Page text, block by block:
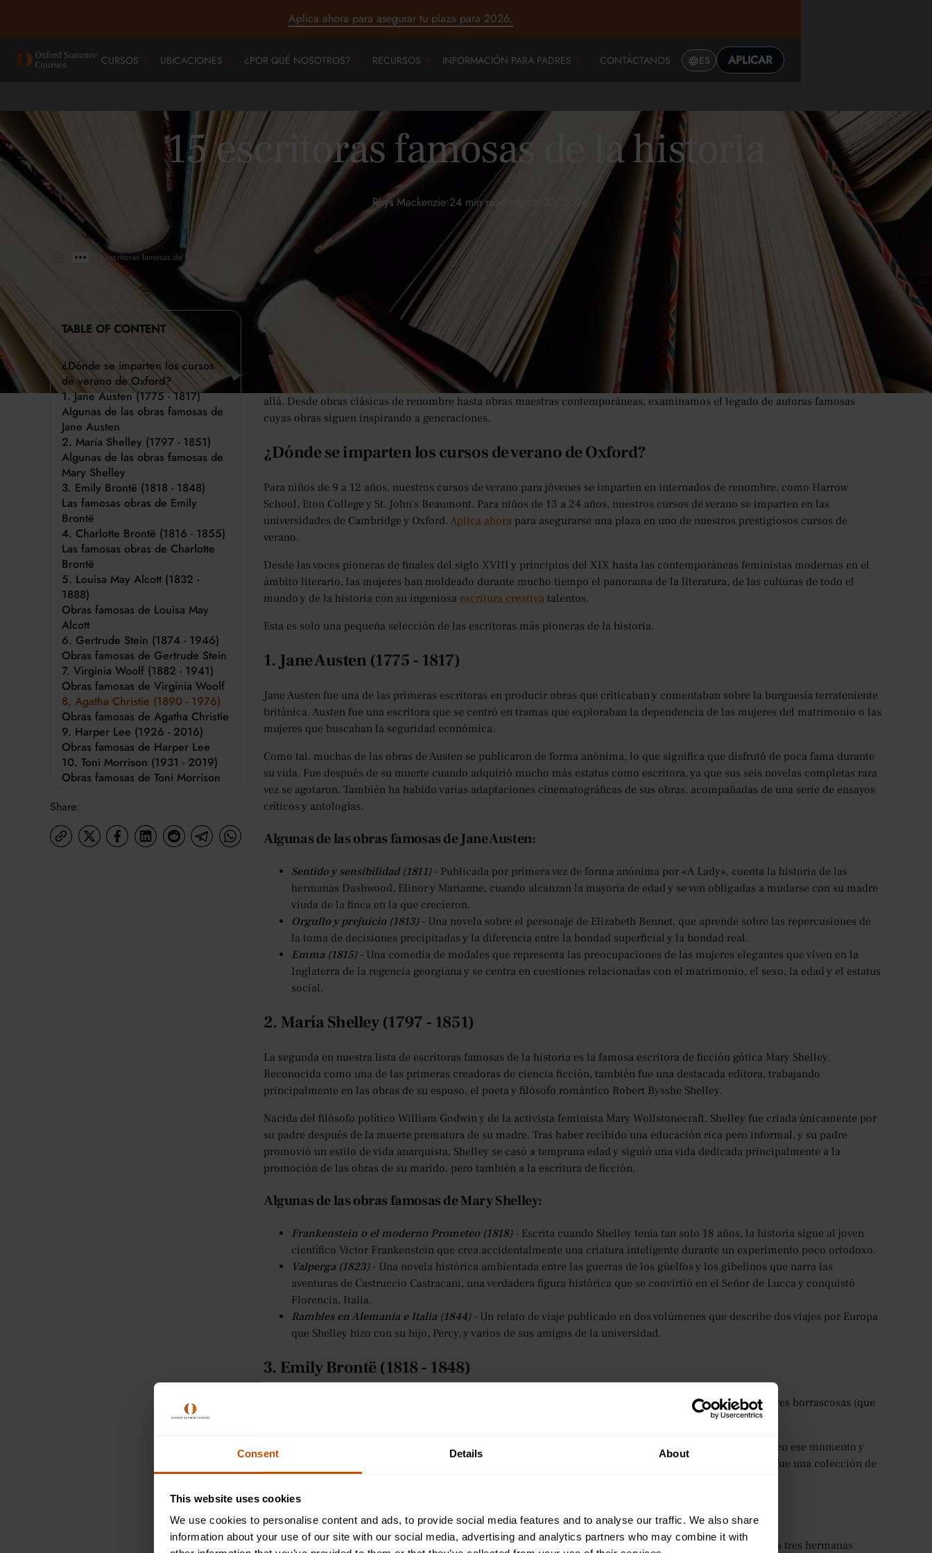
Consent Details About
This website uses cookies
We use cookies to personalise content and ads, to provide social media features and to analyse our traffic. We also share
information about your use of our site with our social media, advertising and analytics partners who may combine it with
Aplica ahora para asegurar tu plaza para 2026.
CURSOS UBICACIONES ¿POR QUÉ NOSOTROS? RECURSOS INFORMACIÓN PARA PADRES CONTÁCTANOS ES APLICAR
15 escritoras famosas de la historia
Rhys Mackenzie•24 min read March 30, 2026
15 escritoras famosas de la historia
TABLE OF CONTENT
¿Dónde se imparten los cursos
de verano de Oxford?
1. Jane Austen (1775 - 1817)
Algunas de las obras famosas de
Jane Austen
2. María Shelley (1797 - 1851)
Algunas de las obras famosas de
Mary Shelley
3. Emily Brontë (1818 - 1848)
Las famosas obras de Emily
Brontë
4. Charlotte Brontë (1816 - 1855)
Las famosas obras de Charlotte
Brontë
5. Louisa May Alcott (1832 -
1888)
Obras famosas de Louisa May
Alcott
6. Gertrude Stein (1874 - 1946)
Obras famosas de Gertrude Stein
7. Virginia Woolf (1882 - 1941)
Obras famosas de Virginia Woolf
8. Agatha Christie (1890 - 1976)
Obras famosas de Agatha Christie
9. Harper Lee (1926 - 2016)
Obras famosas de Harper Lee
10. Toni Morrison (1931 - 2019)
Obras famosas de Toni Morrison
Obras famosas de Margaret
Atwood
12. Alice Walker (1944 -)
Share:
A lo largo de la historia, algunas de las mujeres más influyentes han sido escritoras, poetas y ensayistas, rompiendo barreras
sociales, desafiando el status quo y cuestionando las reglas a través del arte de escribir. Sus contribuciones literarias no solo
han enriquecido los paisajes culturales, sino que también han suscitado importantes conversaciones sobre el género, la
identidad y las normas sociales. EnCursos de verano en Oxford
, donde ofrecemos cursos de escritura dirigidos por tutores
expertos, profundizamos en las vidas y obras de estas autoras pioneras, explorando su profundo impacto en la literatura y más
allá. Desde obras clásicas de renombre hasta obras maestras contemporáneas, examinamos el legado de autoras famosas
cuyas obras siguen inspirando a generaciones.
¿Dónde se imparten los cursos de verano de Oxford?
Para niños de 9 a 12 años, nuestros cursos de verano para jóvenes se imparten en internados de renombre, como Harrow
School, Eton College y St. John's Beaumont. Para niños de 13 a 24 años, nuestros cursos de verano se imparten en las
universidades de Cambridge y Oxford. Aplica ahora para asegurarse una plaza en uno de nuestros prestigiosos cursos de
verano.
Desde las voces pioneras de finales del siglo XVIII y principios del XIX hasta las contemporáneas feministas modernas en el
ámbito literario, las mujeres han moldeado durante mucho tiempo el panorama de la literatura, de las culturas de todo el
mundo y de la historia con su ingeniosa escritura creativa talentos.
Esta es solo una pequeña selección de las escritoras más pioneras de la historia.
1. Jane Austen (1775 - 1817)
Jane Austen fue una de las primeras escritoras en producir obras que criticaban y comentaban sobre la burguesía terrateniente
británica. Austen fue una escritora que se centró en tramas que exploraban la dependencia de las mujeres del matrimonio o las
mujeres que buscaban la seguridad económica.
Como tal, muchas de las obras de Austen se publicaron de forma anónima, lo que significa que disfrutó de poca fama durante
su vida. Fue después de su muerte cuando adquirió mucho más estatus como escritora, ya que sus seis novelas completas rara
vez se agotaron. También ha habido varias adaptaciones cinematográficas de sus obras, acompañadas de una serie de ensayos
críticos y antologías.
Algunas de las obras famosas de Jane Austen:
Sentido y sensibilidad (1811)- Publicada por primera vez de forma anónima por «A Lady», cuenta la historia de las
hermanas Dashwood, Elinor y Marianne, cuando alcanzan la mayoría de edad y se ven obligadas a mudarse con su madre
viuda de la finca en la que crecieron.
Orgullo y prejuicio (1813)- Una novela sobre el personaje de Elizabeth Bennet, que aprende sobre las repercusiones de
la toma de decisiones precipitadas y la diferencia entre la bondad superficial y la bondad real.
Emma (1815)- Una comedia de modales que representa las preocupaciones de las mujeres elegantes que viven en la
Inglaterra de la regencia georgiana y se centra en cuestiones relacionadas con el matrimonio, el sexo, la edad y el estatus
social.
2. María Shelley (1797 - 1851)
La segunda en nuestra lista de escritoras famosas de la historia es la famosa escritora de ficción gótica Mary Shelley.
Reconocida como una de las primeras creadoras de ciencia ficción, también fue una destacada editora, trabajando
principalmente en las obras de su esposo, el poeta y filósofo romántico Robert Bysshe Shelley.
Nacida del filósofo político William Godwin y de la activista feminista Mary Wollstonecraft, Shelley fue criada únicamente por
su padre después de la muerte prematura de su madre. Tras haber recibido una educación rica pero informal, y su padre
promovió un estilo de vida anarquista, Shelley se casó a temprana edad y siguió una vida dedicada principalmente a la
promoción de las obras de su marido, pero también a la escritura de ficción.
Algunas de las obras famosas de Mary Shelley:
Frankenstein o el moderno Prometeo (1818)- Escrita cuando Shelley tenía tan solo 18 años, la historia sigue al joven
científico Victor Frankenstein que crea accidentalmente una criatura inteligente durante un experimento poco ortodoxo.
Valperga (1823)- Una novela histórica ambientada entre las guerras de los güelfos y los gibelinos que narra las
aventuras de Castruccio Castracani, una verdadera figura histórica que se convirtió en el Señor de Lucca y conquistó
Florencia, Italia.
Rambles en Alemania e Italia (1844)- Un relato de viaje publicado en dos volúmenes que describe dos viajes por Europa
que Shelley hizo con su hijo, Percy, y varios de sus amigos de la universidad.
3. Emily Brontë (1818 - 1848)
Emily Brontë fue otra famosa escritora de la época victoriana, mejor conocida por su única novela, Cumbres borrascosas (que
Al publicar su obra bajo el seudónimo de Ellis Bell, Brontë también fue una poeta prolífica, y su escritura en ese momento y
fue una colección de
Las famosas obras de Emily Brontë
Poemas de Currer Ellis y Acton Bell (1846)
- Un volumen de poesía publicado conjuntamente por las tres hermanas